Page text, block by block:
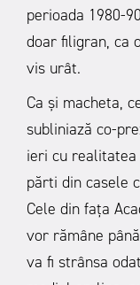
perioada 1980-
doar filigran, ca
vis urât.
Ca și macheta,
subliniază co-
ieri cu realitatea
părti din casele
Cele din fața
vor rămâne
va fi strânsa